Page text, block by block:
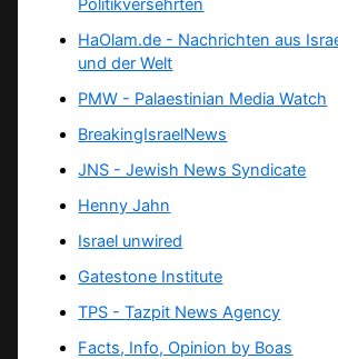
Politikversehrten
HaOlam.de - Nachrichten aus
und der Welt
PMW - Palaestinian Media Watch
BreakingIsraelNews
JNS - Jewish News Syndicate
Henny Jahn
Israel unwired
Gatestone Institute
TPS -Tazpit News Agency
Facts, Info, Opinion by Boas